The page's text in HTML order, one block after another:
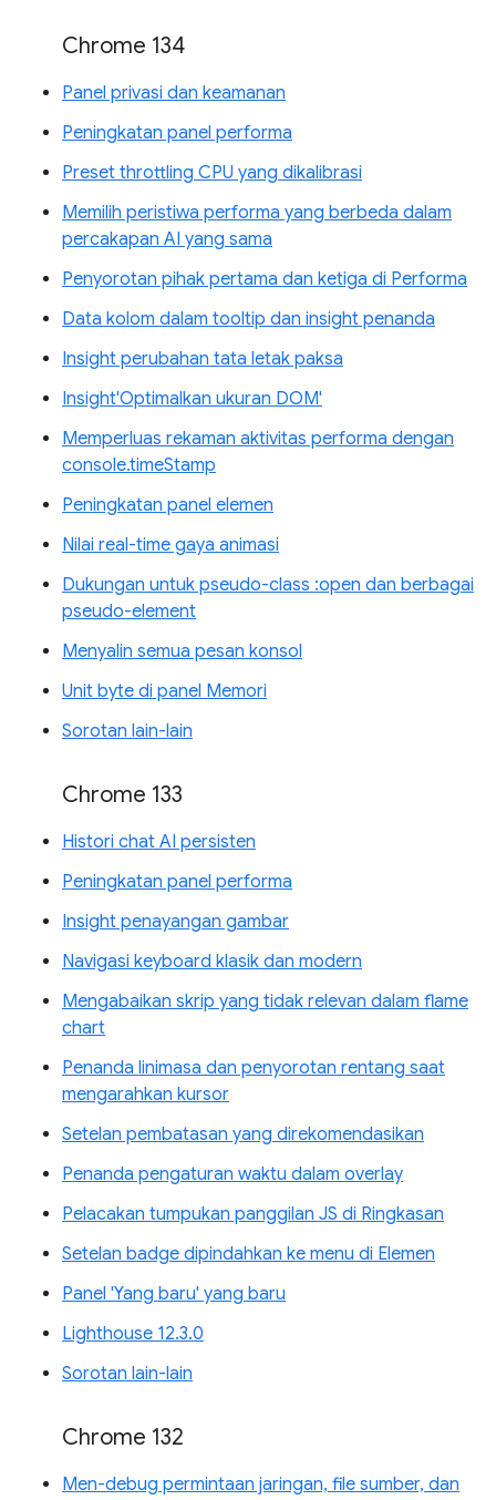
Chrome 134
Panel privasi dan keamanan
Peningkatan panel performa
Preset throttling CPU yang dikalibrasi
Memilih peristiwa performa yang berbeda dalam
percakapan AI yang sama
Penyorotan pihak pertama dan ketiga di Performa
Data kolom dalam tooltip dan insight penanda
Insight perubahan tata letak paksa
Insight'Optimalkan ukuran DOM'
Memperluas rekaman aktivitas performa dengan
console.timeStamp
Peningkatan panel elemen
Nilai real-time gaya animasi
Dukungan untuk pseudo-class :open dan berbagai
pseudo-element
Menyalin semua pesan konsol
Unit byte di panel Memori
Sorotan lain-lain
Chrome 133
Histori chat AI persisten
Peningkatan panel performa
Insight penayangan gambar
Navigasi keyboard klasik dan modern
Mengabaikan skrip yang tidak relevan dalam flame
chart
Penanda linimasa dan penyorotan rentang saat
mengarahkan kursor
Setelan pembatasan yang direkomendasikan
Penanda pengaturan waktu dalam overlay
Pelacakan tumpukan panggilan JS di Ringkasan
Setelan badge dipindahkan ke menu di Elemen
Panel 'Yang baru' yang baru
Lighthouse 12.3.0
Sorotan lain-lain
Chrome 132
Men-debug permintaan jaringan, file sumber, dan